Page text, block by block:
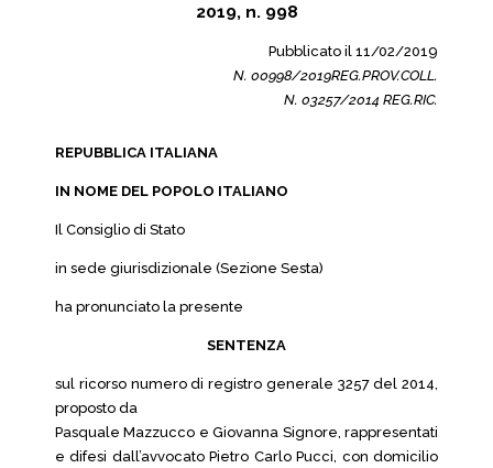
2019, n. 998
Pubblicato il 11/02/2019
N. 00998/2019REG.PROV.COLL.
N. 03257/2014 REG.RIC.
REPUBBLICA ITALIANA
IN NOME DEL POPOLO ITALIANO
Il Consiglio di Stato
in sede giurisdizionale (Sezione Sesta)
ha pronunciato la presente
SENTENZA
sul ricorso numero di registro generale 3257 del 2014,
proposto da
Pasquale Mazzucco e Giovanna Signore, rappresentati
e difesi dall’avvocato Pietro Carlo Pucci, con domicilio